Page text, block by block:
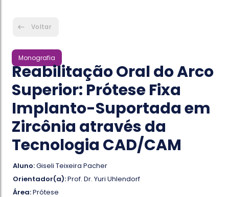
Voltar
Monografia
Reabilitação Oral do Arco
Superior: Prótese Fixa
Implanto-Suportada em
Zircônia através da
Tecnologia CAD/CAM
Aluno:Giseli Teixeira Pacher
Orientador(a):Prof. Dr. Yuri Uhlendorf
Área:Prótese